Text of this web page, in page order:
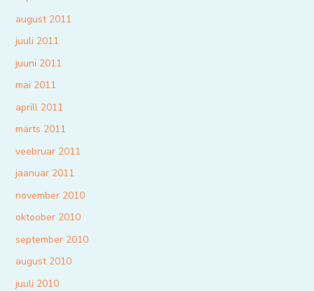
august 2011
juuli 2011
juuni 2011
mai 2011
aprill 2011
märts 2011
veebruar 2011
jaanuar 2011
november 2010
oktoober 2010
september 2010
august 2010
juuli 2010